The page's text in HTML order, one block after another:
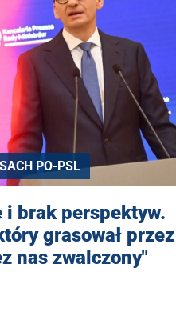
PO-PSL
i brak perspektyw.
grasował przez
nas zwalczony"